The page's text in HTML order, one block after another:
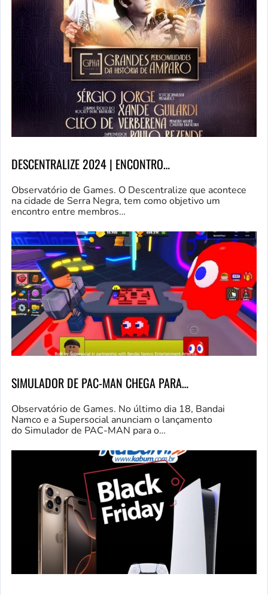
DESCENTRALIZE 2024 | ENCONTRO…
Observatório de Games. O Descentralize que acontece
na cidade de Serra Negra, tem como objetivo um
encontro entre membros…
SIMULADOR DE PAC-MAN CHEGA PARA…
Observatório de Games. No último dia 18, Bandai
Namco e a Supersocial anunciam o lançamento
do Simulador de PAC-MAN para o…